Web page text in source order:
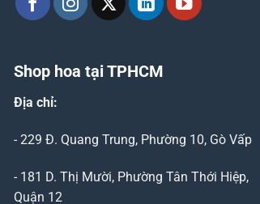
Shop hoa tại TPHCM
Địa chỉ:
- 229 Đ. Quang Trung, Phường 10, Gò Vấp
- 181 D. Thị Mười, Phường Tân Thới Hiệp,
Quận 12